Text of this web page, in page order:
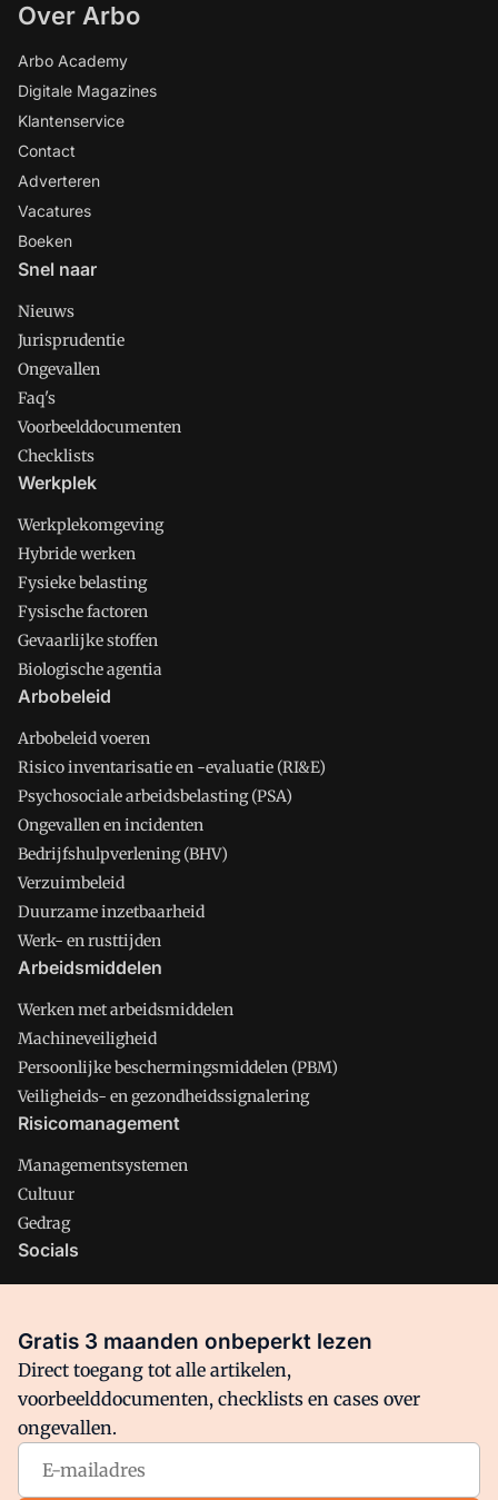
Over Arbo
Arbo Academy
Digitale Magazines
Klantenservice
Contact
Adverteren
Vacatures
Boeken
Snel naar
Nieuws
Jurisprudentie
Ongevallen
Faq's
Voorbeelddocumenten
Checklists
Werkplek
Werkplekomgeving
Hybride werken
Fysieke belasting
Fysische factoren
Gevaarlijke stoffen
Biologische agentia
Arbobeleid
Arbobeleid voeren
Risico inventarisatie en -evaluatie (RI&E)
Psychosociale arbeidsbelasting (PSA)
Ongevallen en incidenten
Bedrijfshulpverlening (BHV)
Verzuimbeleid
Duurzame inzetbaarheid
Werk- en rusttijden
Arbeidsmiddelen
Werken met arbeidsmiddelen
Machineveiligheid
Persoonlijke beschermingsmiddelen (PBM)
Veiligheids- en gezondheidssignalering
Risicomanagement
Managementsystemen
Cultuur
Gedrag
Socials
Facebook
Arbo is onderdeel van VMN media. Lees inons manifestwaar
VMN media voor staat. Op gebruik van deze site zijn de
Gratis 3 maanden onbeperkt lezen
Direct toegang tot alle artikelen,
voorbeelddocumenten, checklists en cases over
ongevallen.